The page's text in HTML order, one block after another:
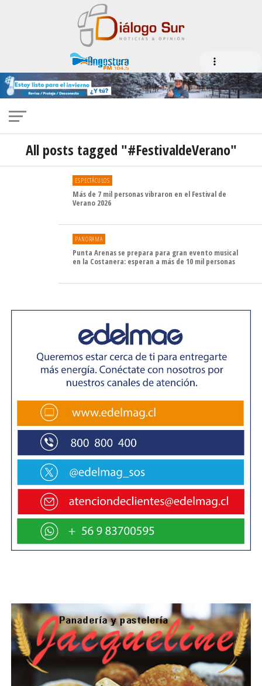
All posts tagged "#FestivaldeVerano"
ESPECTÁCULOS
Más de 7 mil personas vibraron en el Festival de
Verano 2026
PANORAMA
Punta Arenas se prepara para gran evento musical
en la Costanera: esperan a más de 10 mil personas